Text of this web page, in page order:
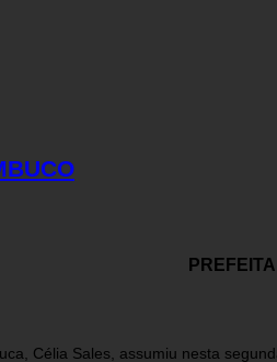
Célia Sales, assumiu nesta